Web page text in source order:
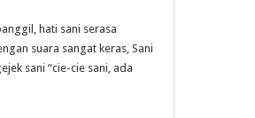
hati sani serasa
suara sangat keras, Sani
sani “cie-cie sani, ada